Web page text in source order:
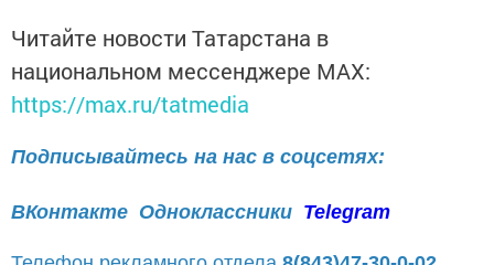
Читайте новости Татарстана в
национальном мессенджере MАХ:
https://max.ru/tatmedia
Подписывайтесь на нас в соцсетях:
ВКонтакте Одноклассники Telegram